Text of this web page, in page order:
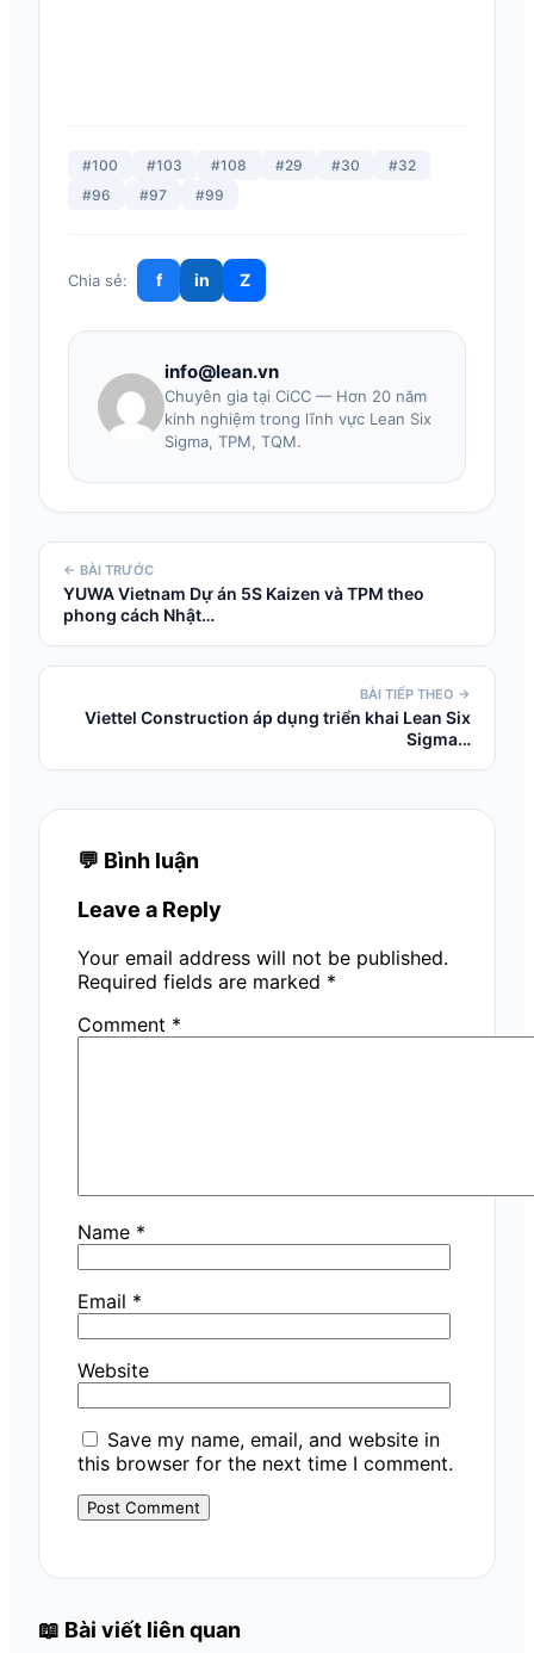
#100 #103 #108 #29 #30
#32
#96
#97 #99
Chia sẻ: f in Z
info@lean.vn
Chuyên gia tại CiCC — Hơn 20 năm
kinh nghiệm trong lĩnh vực Lean Six
Sigma, TPM, TQM.
← BÀI TRƯỚC
YUWA Vietnam Dự án 5S Kaizen và TPM theo
phong cách Nhật…
BÀI TIẾP THEO →
Viettel Construction áp dụng triển khai Lean Six
Sigma…
💬 Bình luận
Leave a Reply
Your email address will not be published.
Required fields are marked *
Comment *
Name *
Email *
Website
Save my name, email, and website in
this browser for the next time I comment.
📖 Bài viết liên quan